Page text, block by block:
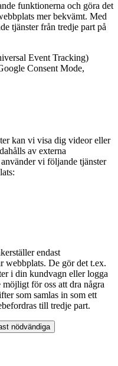
funktionerna och göra det
mer bekvämt. Med
tjänster från tredje part på
Event Tracking)
Consent Mode,
kan vi visa dig videor eller
av externa
vi följande tjänster
endast
webbplats. De gör det t.ex.
i din kundvagn eller logga
för oss att dra några
som samlas in som ett
till tredje part.
nödvändiga